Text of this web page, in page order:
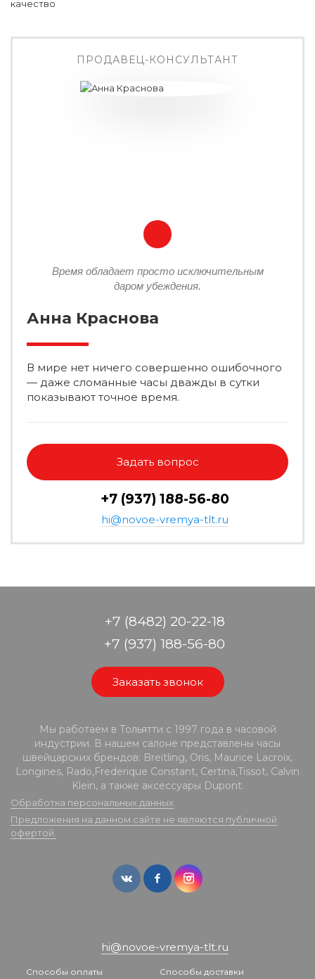
ПРОДАВЕЦ-КОНСУЛЬТАНТ
Время обладает просто исключительным
даром убеждения.
Анна Краснова
В мире нет ничего совершенно ошибочного
— даже сломанные часы дважды в сутки
показывают точное время.
Задать вопрос
+7 (937) 188-56-80
hi@novoe-vremya-tlt.ru
+7 (8482) 20-22-18
+7 (937) 188-56-80
Заказать звонок
Мы работаем в Тольятти с 1997 года в часовой
индустрии. В нашем салоне представлены часы
швейцарских брендов: Breitling, Oris, Maurice Lacroix,
Longines, Rado,Frederique Constant, Certina,Tissot, Calvin
Klein, а также аксессуары Dupont.
Обработка персональных данных
Предложения на данном сайте не являются публичной
офертой.
hi@novoe-vremya-tlt.ru
Способы оплаты Способы доставки